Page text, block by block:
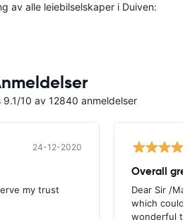
av alle leiebilselskaper i Duiven:
9.1/10 av 12840 anmeldelser
24-12-2020
my trust
Overall
Dear Sir /
which could
wonderful to